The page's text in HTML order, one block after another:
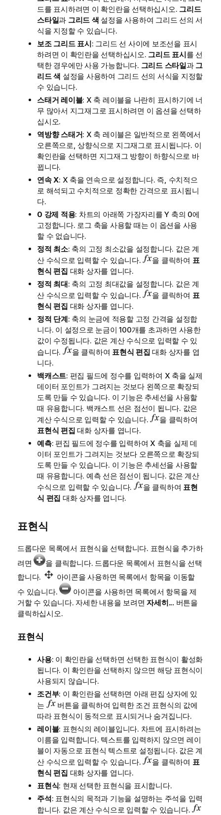
드를 표시하려면 이 확인란을 선택하십시오. 그리드
스타일과 그리드 색 설정을 사용하여 그리드 선의 서
식을 지정할 수 있습니다.
보조 그리드 표시: 그리드 선 사이에 보조선을 표시
하려면 이 확인란을 선택하십시오. 그리드 표시를 선
택한 경우에만 사용 가능합니다. 그리드 스타일과 그
리드 색 설정을 사용하여 그리드 선의 서식을 지정할
수 있습니다.
스태거 레이블: X 축 레이블을 나란히 표시하기에 너
무 많아서 지그재그로 표시하려면 이 옵션을 선택하
십시오.
역방향 스태거: X 축 레이블은 일반적으로 왼쪽에서
오른쪽으로, 상향식으로 지그재그로 표시됩니다. 이
확인란을 선택하면 지그재그 방향이 하향식으로 바
뀝니다.
연속 X: X 축을 연속으로 설정합니다. 즉, 수치적으
로 해석되고 수치적으로 정확한 간격으로 표시됩니
다.
0 강제 적용: 차트의 아래쪽 가장자리를 Y 축의 0에
고정합니다. 로그 축을 사용할 때는 이 옵션을 사용
할 수 없습니다.
정적 최소: 축의 고정 최소값을 설정합니다. 값은 계
산 수식으로 입력할 수 있습니다.
을 클릭하여 표
현식 편집 대화 상자를 엽니다.
정적 최대: 축의 고정 최대값을 설정합니다. 값은 계
산 수식으로 입력할 수 있습니다.
을 클릭하여 표
현식 편집 대화 상자를 엽니다.
정적 단계: 축의 눈금에 적용할 고정 간격을 설정합
니다. 이 설정으로 눈금이 100개를 초과하면 사용한
값이 수정됩니다. 값은 계산 수식으로 입력할 수 있
습니다.
을 클릭하여 표현식 편집 대화 상자를 엽
니다.
백캐스트: 편집 필드에 정수를 입력하여 X 축을 실제
데이터 포인트가 그려지는 것보다 왼쪽으로 확장되
도록 만들 수 있습니다. 이 기능은 추세선을 사용할
때 유용합니다. 백캐스트 선은 점선이 됩니다. 값은
계산 수식으로 입력할 수 있습니다.
을 클릭하여
표현식 편집 대화 상자를 엽니다.
예측: 편집 필드에 정수를 입력하여 X 축을 실제 데
이터 포인트가 그려지는 것보다 오른쪽으로 확장되
도록 만들 수 있습니다. 이 기능은 추세선을 사용할
때 유용합니다. 예측 선은 점선이 됩니다. 값은 계산
수식으로 입력할 수 있습니다.
을 클릭하여 표현
식 편집 대화 상자를 엽니다.
표현식
드롭다운 목록에서 표현식을 선택합니다. 표현식을 추가하
려면
을 클릭합니다. 드롭다운 목록에서 표현식을 선택
합니다.
아이콘을 사용하면 목록에서 항목을 이동할
수 있습니다.
아이콘을 사용하면 목록에서 항목을 제
거할 수 있습니다. 자세한 내용을 보려면자세히...버튼을
클릭하십시오.
표현식
사용: 이 확인란을 선택하면 선택한 표현식이 활성화
됩니다. 이 확인란을 선택하지 않으면 해당 표현식이
사용되지 않습니다.
조건부: 이 확인란을 선택하면 아래 편집 상자에 있
는
버튼을 클릭하여 입력한 조건 표현식의 값에
따라 표현식이 동적으로 표시되거나 숨겨집니다.
레이블: 표현식의 레이블입니다. 차트에 표시하려는
이름을 입력합니다. 텍스트를 입력하지 않으면 레이
블이 자동으로 표현식 텍스트로 설정됩니다. 값은 계
산 수식으로 입력할 수 있습니다.
을 클릭하여 표
현식 편집 대화 상자를 엽니다.
표현식: 현재 선택한 표현식을 표시합니다.
주석: 표현식의 목적과 기능을 설명하는 주석을 입력
합니다. 값은 계산 수식으로 입력할 수 있습니다.